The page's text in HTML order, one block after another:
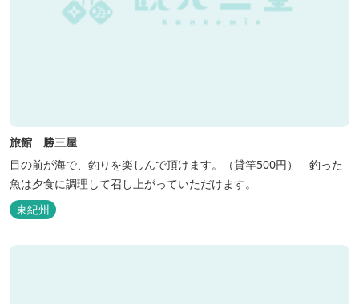
旅館 勝三屋
目の前が海で、釣りを楽しんで頂けます。（貸竿500円） 釣った
魚は夕食に調理して召し上がっていただけます。
東紀州